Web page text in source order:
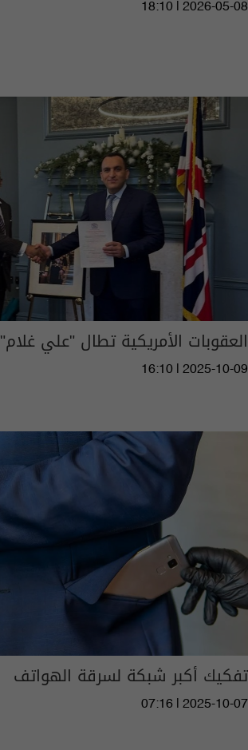
18:10 | 2026-05-08
العقوبات الأمريكية تطال "علي غلام"
16:10 | 2025-10-09
تفكيك أكبر شبكة لسرقة الهواتف
07:16 | 2025-10-07